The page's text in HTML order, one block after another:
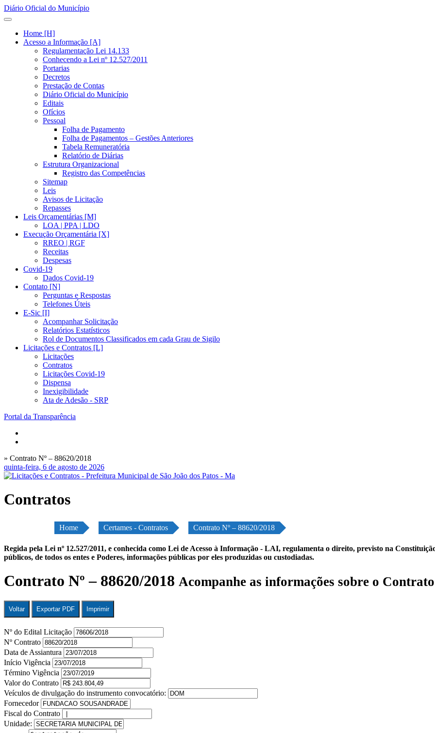
Diário Oficial do Município
Home [H]
Acesso a Informação [A]
Regulamentação Lei 14.133
Conhecendo a Lei nº 12.527/2011
Portarias
Decretos
Prestação de Contas
Diário Oficial do Município
Editais
Ofícios
Pessoal
Folha de Pagamento
Folha de Pagamentos – Gestões Anteriores
Tabela Remuneratória
Relatório de Diárias
Estrutura Organizacional
Registro das Competências
Sitemap
Leis
Avisos de Licitação
Repasses
Leis Orçamentárias [M]
LOA | PPA | LDO
Execução Orçamentária [X]
RREO | RGF
Receitas
Despesas
Covid-19
Dados Covid-19
Contato [N]
Perguntas e Respostas
Telefones Úteis
E-Sic [I]
Acompanhar Solicitação
Relatórios Estatísticos
Rol de Documentos Classificados em cada Grau de Sigilo
Licitações e Contratos [L]
Licitações
Contratos
Licitações Covid-19
Dispensa
Inexigibilidade
Ata de Adesão - SRP
Portal da Transparência
» Contrato Nº – 88620/2018
quinta-feira, 6 de agosto de 2026
Contratos
Home Certames - Contratos Contrato Nº – 88620/2018
Regida pela Lei nº 12.527/2011, e conhecida como Lei de Acesso à Informação - LAI, regulamenta o direito, previsto na
públicos, de todos os entes e Poderes, informações públicas por eles produzidas ou custodiadas.
Contrato Nº – 88620/2018 Acompanhe as informações sobre o
Voltar Exportar PDF Imprimir
Nº do Edital Licitação
Nº Contrato
Data de Assiantura
Início Vigência
Término Vigência
Valor do Contrato
Veículos de divulgação do instrumento convocatório:
Fornecedor
Fiscal do Contrato
Unidade: